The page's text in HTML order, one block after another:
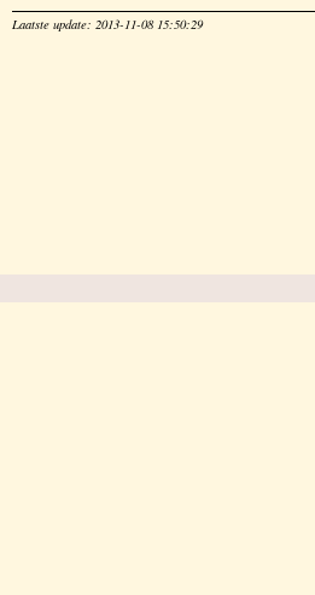
Laatste update: 2013-11-08 15:50:29